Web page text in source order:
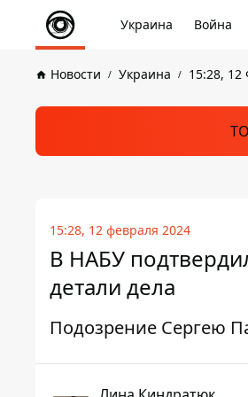
Украина Война
Новости Украина 15:28, 12
15:28, 12 февраля 2024
В НАБУ
детали дела
Подозрение Сергею